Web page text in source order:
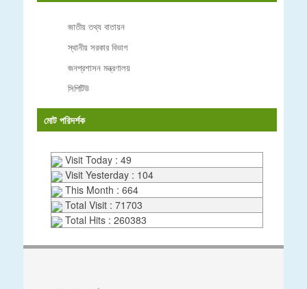
জাতীয় তথ্য বাতায়ন
স্থানীয় সরকার বিভাগ
জনপ্রশাসন মন্ত্রণালয়
সিপিটিউ
মোট পরিদর্শক
Visit Today : 49
Visit Yesterday : 104
This Month : 664
Total Visit : 71703
Total Hits : 260383